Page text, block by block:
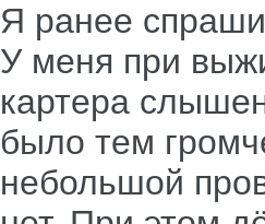
Я ранее
У меня при
картера
было тем
небольшой